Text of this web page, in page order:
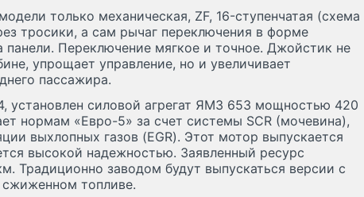
только механическая, ZF, 16-ступенчатая (схема
тросики, а сам рычаг переключения в форме
Переключение мягкое и точное. Джойстик не
упрощает управление, но и увеличивает
пассажира.
установлен силовой агрегат ЯМЗ 653 мощностью 420
нормам «Евро-5» за счет системы SCR (мочевина),
выхлопных газов (EGR). Этот мотор выпускается
высокой надежностью. Заявленный ресурс
Традиционно заводом будут выпускаться версии с
топливе.